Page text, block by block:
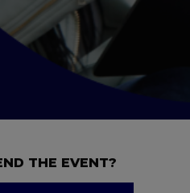
THE EVENT?